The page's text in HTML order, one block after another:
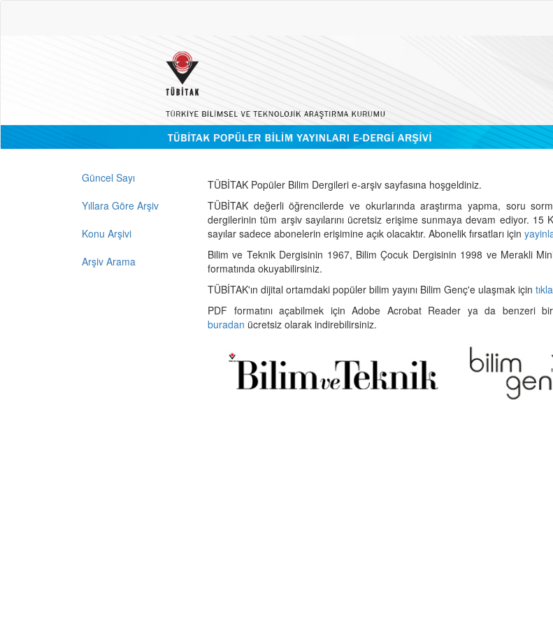
Güncel Sayı
Yıllara Göre Arşiv
Konu Arşivi
Arşiv Arama
TÜBİTAK Popüler Bilim Dergileri e-arşiv sayfasına hoşgeldiniz.
TÜBİTAK değerli öğrencilerde ve okurlarında araştırma yapma, soru
dergilerinin tüm arşiv sayılarını ücretsiz erişime sunmaya devam ediyor.
sayılar sadece abonelerin erişimine açık olacaktır. Abonelik fırsatları için
Bilim ve Teknik Dergisinin 1967, Bilim Çocuk Dergisinin 1998 ve Merakli
formatında okuyabilirsiniz.
TÜBİTAK'ın dijital ortamdaki popüler bilim yayını Bilim Genç'e ulaşmak için
PDF formatını açabilmek için Adobe Acrobat Reader ya da benzeri
buradan ücretsiz olarak indirebilirsiniz.